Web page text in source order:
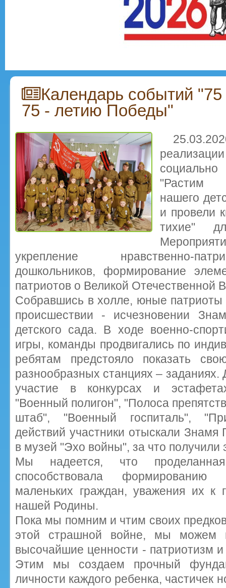
Календарь событий
75 - летию Победы"
"Растим
нашего
и провели
тихие"
укрепление нравственно-
дошкольников, формирование
патриотов о Великой Отечественной
Собравшись в холле, юные
происшествии - исчезновении
детского сада. В ходе военно-
игры, команды продвигались по
ребятам предстояло показать
разнообразных станциях –
участие в конкурсах и
"Военный полигон", "Полоса
штаб", "Военный госпиталь",
действий участники отыскали
в музей "Эхо войны", за что
Мы надеется, что
способствовала формированию
маленьких граждан, уважения их к
нашей Родины.
Пока мы помним и чтим своих
этой страшной войне, мы можем
высочайшие ценности - патриотизм
Этим мы создаем прочный
личности каждого ребенка, частичек